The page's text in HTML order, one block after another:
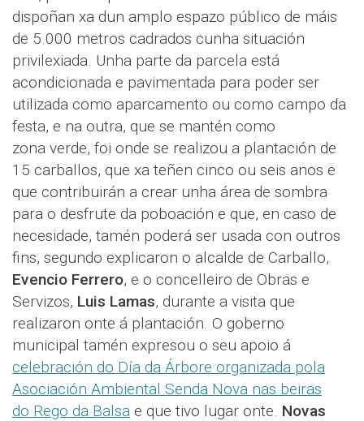
dispoñan xa dun amplo espazo público de máis
de 5.000 metros cadrados cunha situación
privilexiada. Unha parte da parcela está
acondicionada e pavimentada para poder ser
utilizada como aparcamento ou como campo da
festa, e na outra, que se mantén como
zona verde, foi onde se realizou a plantación de
15 carballos, que xa teñen cinco ou seis anos e
que contribuirán a crear unha área de sombra
para o desfrute da poboación e que, en caso de
necesidade, tamén poderá ser usada con outros
fins, segundo explicaron o alcalde de Carballo,
Evencio Ferrero, e o concelleiro de Obras e
Servizos, Luis Lamas, durante a visita que
realizaron onte á plantación. O goberno
municipal tamén expresou o seu apoio á
celebración do Día da Árbore organizada pola
Asociación Ambiental Senda Nova nas beiras
do Rego da Balsa e que tivo lugar onte. Novas